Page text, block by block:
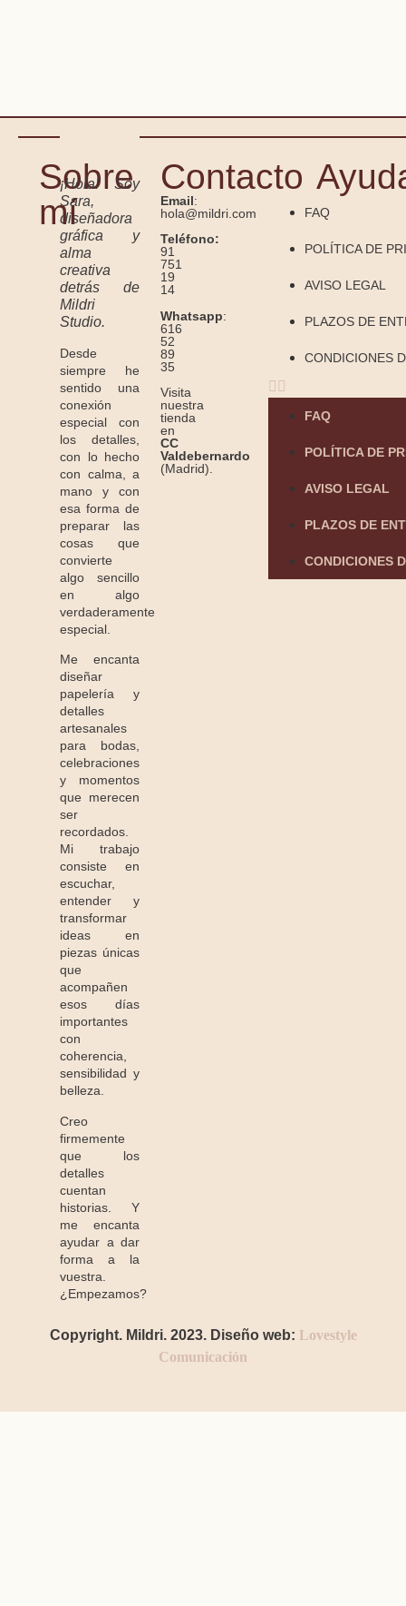
Sobre
mí
¡Hola! Soy
Sara,
diseñadora
gráfica y
alma
creativa
detrás de
Mildri
Studio.
Desde
siempre he
sentido una
conexión
especial con
los detalles,
con lo hecho
con calma, a
mano y con
esa forma de
preparar las
cosas que
convierte
algo sencillo
en algo
verdaderamente
especial.
Me encanta
diseñar
papelería y
detalles
artesanales
para bodas,
celebraciones
y momentos
que merecen
ser
recordados.
Mi trabajo
consiste en
escuchar,
entender y
transformar
ideas en
piezas únicas
que
acompañen
esos días
importantes
con
coherencia,
sensibilidad y
belleza.
Creo
firmemente
que los
detalles
cuentan
historias. Y
me encanta
ayudar a dar
forma a la
vuestra.
¿Empezamos?
Contacto
Email:
hola@mildri.com
Teléfono:
91
751
19
14
Whatsapp:
616
52
89
35
Visita
nuestra
tienda
en
CC
Valdebernardo
(Madrid).
FAQ
POLÍTICA DE
AVISO LEGAL
PLAZOS DE
CONDICIONES
FAQ
POLÍTICA DE
AVISO LEGAL
PLAZOS DE
CONDICIONES
Copyright. Mildri. 2023. Diseño web: Lovestyle
Comunicación